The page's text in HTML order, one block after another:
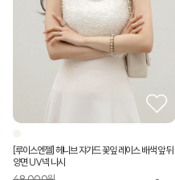
[루이스엔젤] 헤니브 쟈가드 꽃잎 레이스 배색 앞 뒤
양면 UV넥 나시